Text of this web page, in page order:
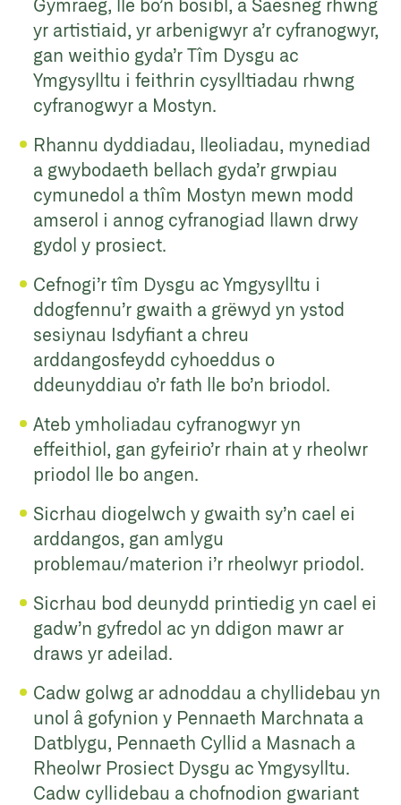
yr artistiaid, yr arbenigwyr a’r cyfranogwyr,
gan weithio gyda’r Tîm Dysgu ac
Ymgysylltu i feithrin cysylltiadau rhwng
cyfranogwyr a Mostyn.
Rhannu dyddiadau, lleoliadau, mynediad
a gwybodaeth bellach gyda’r grwpiau
cymunedol a thîm Mostyn mewn modd
amserol i annog cyfranogiad llawn drwy
gydol y prosiect.
Cefnogi’r tîm Dysgu ac Ymgysylltu i
ddogfennu’r gwaith a grëwyd yn ystod
sesiynau Isdyfiant a chreu
arddangosfeydd cyhoeddus o
ddeunyddiau o’r fath lle bo’n briodol.
Ateb ymholiadau cyfranogwyr yn
effeithiol, gan gyfeirio’r rhain at y rheolwr
priodol lle bo angen.
Sicrhau diogelwch y gwaith sy’n cael ei
arddangos, gan amlygu
problemau/materion i’r rheolwyr priodol.
Sicrhau bod deunydd printiedig yn cael ei
gadw’n gyfredol ac yn ddigon mawr ar
draws yr adeilad.
Cadw golwg ar adnoddau a chyllidebau yn
unol â gofynion y Pennaeth Marchnata a
Datblygu, Pennaeth Cyllid a Masnach a
Rheolwr Prosiect Dysgu ac Ymgysylltu.
Cadw cyllidebau a chofnodion gwariant